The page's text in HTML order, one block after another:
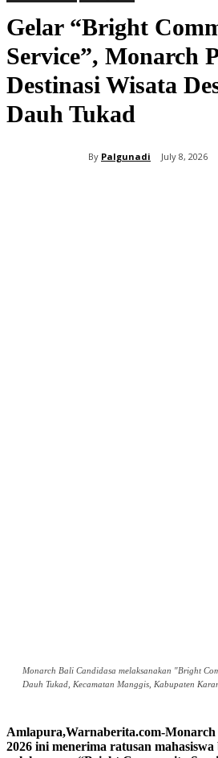
Gelar “Bright
Service”, Monarch
Destinasi Wisata
Dauh Tukad
By Palgunadi July 8, 2026
Monarch Bali Candidasa melaksanakan "Bright
Dauh Tukad, Kecamatan Manggis, Kabupaten
Amlapura,Warnaberita.com-
2026 ini menerima ratusan